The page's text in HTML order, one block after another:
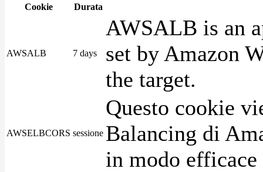
Cookie Durata
AWSALB 7 days
AWSALB is an
set by Amazon
the target.
AWSELBCORS sessione
Questo cookie
Balancing di
in modo